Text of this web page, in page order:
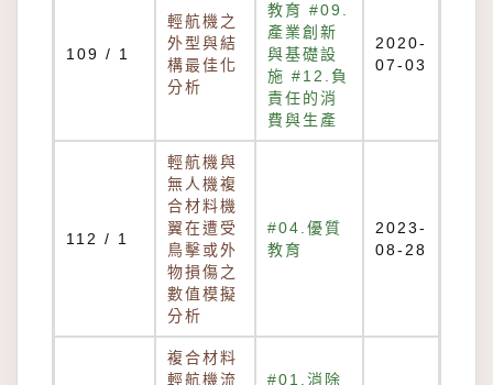
109 / 1
輕航機之
外型與結
構最佳化
分析
教育 #09.
產業創新
與基礎設
施 #12.負
責任的消
費與生產
2020-
07-03
112 / 1
輕航機與
無人機複
合材料機
翼在遭受
鳥擊或外
物損傷之
數值模擬
分析
#04.優質
教育
2023-
08-28
複合材料
輕航機流
#01.消除